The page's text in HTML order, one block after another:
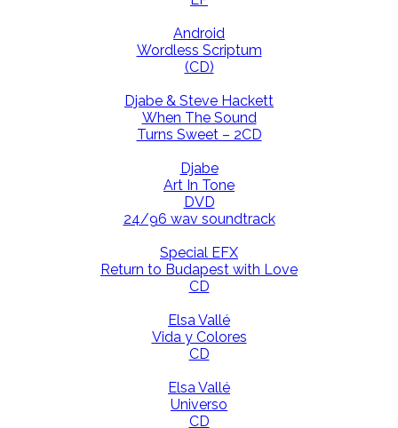
Android
Wordless Scriptum
(CD)
Djabe & Steve Hackett
When The Sound
Turns Sweet – 2CD
Djabe
Art In Tone
DVD
24/96 wav soundtrack
Special EFX
Return to Budapest with Love
CD
Elsa Vallé
Vida y Colores
CD
Elsa Vallé
Universo
CD